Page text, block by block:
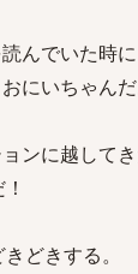
んでいた時
にいちゃん
ンに越してき
どきする。